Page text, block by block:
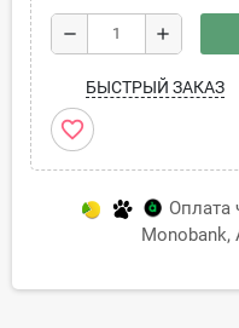
remove add
БЫСТРЫЙ ЗАКАЗ
favorite_border
Оплата
Monobank,